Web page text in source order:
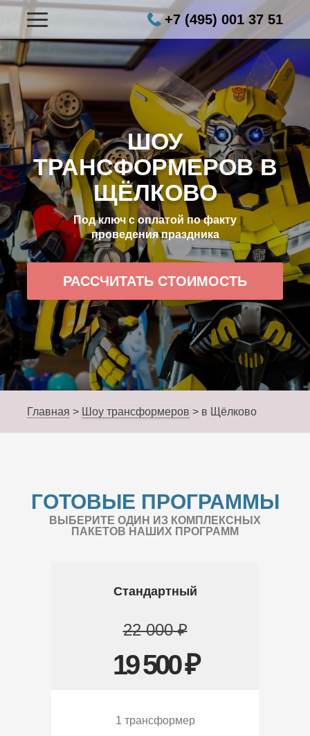
+7 (495) 001 37 51
ШОУ
ТРАНСФОРМЕРОВ В
ЩЁЛКОВО
Под ключ с оплатой по факту
проведения праздника
РАССЧИТАТЬ СТОИМОСТЬ
Главная > Шоу трансформеров > в Щёлково
ГОТОВЫЕ ПРОГРАММЫ
ВЫБЕРИТЕ ОДИН ИЗ КОМПЛЕКСНЫХ
ПАКЕТОВ НАШИХ ПРОГРАММ
Стандартный
22 000 ₽
19 500 ₽
1 трансформер